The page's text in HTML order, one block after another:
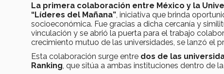
La primera colaboración entre México y la
“Líderes del Mañana” , iniciativa que brinda
socioeconómica. Fue gracias a dicha cercanía y
vinculación y se abrió la puerta para el trabajo
crecimiento mutuo de las universidades, se lanzó el
Esta colaboración surge entre dos de las
Ranking , que sitúa a ambas instituciones dentro de